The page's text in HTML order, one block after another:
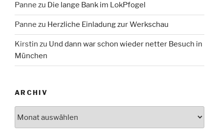
Panne zu Die lange Bank im LokPfogel
Panne zu Herzliche Einladung zur Werkschau
Kirstin zu Und dann war schon wieder netter Besuch in
München
ARCHIV